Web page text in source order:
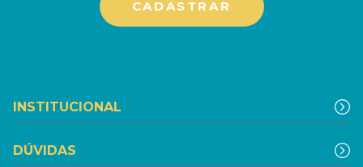
INSTITUCIONAL
DÚVIDAS